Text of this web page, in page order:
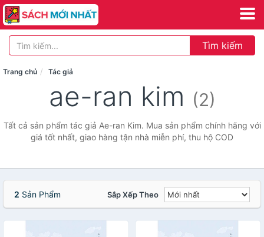
Tìm kiếm
Trang chủ Tác giả
ae-ran kim (2)
Tất cả sản phẩm tác giả Ae-ran Kim. Mua sản phẩm chính hãng với
giá tốt nhất, giao hàng tận nhà miễn phí, thu hộ COD
2 Sản Phẩm Sắp Xếp Theo